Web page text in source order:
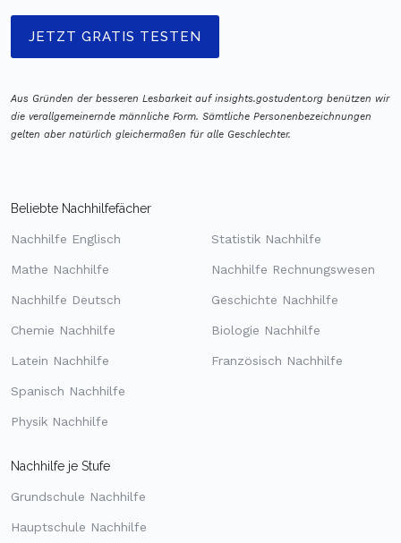
JETZT GRATIS TESTEN
Aus Gründen der besseren Lesbarkeit auf insights.gostudent.org benützen wir
die verallgemeinernde männliche Form. Sämtliche Personenbezeichnungen
gelten aber natürlich gleichermaßen für alle Geschlechter.
Beliebte Nachhilfefächer
Nachhilfe Englisch
Mathe Nachhilfe
Nachhilfe Deutsch
Chemie Nachhilfe
Latein Nachhilfe
Spanisch Nachhilfe
Physik Nachhilfe
Statistik Nachhilfe
Nachhilfe Rechnungswesen
Geschichte Nachhilfe
Biologie Nachhilfe
Französisch Nachhilfe
Nachhilfe je Stufe
Grundschule Nachhilfe
Hauptschule Nachhilfe